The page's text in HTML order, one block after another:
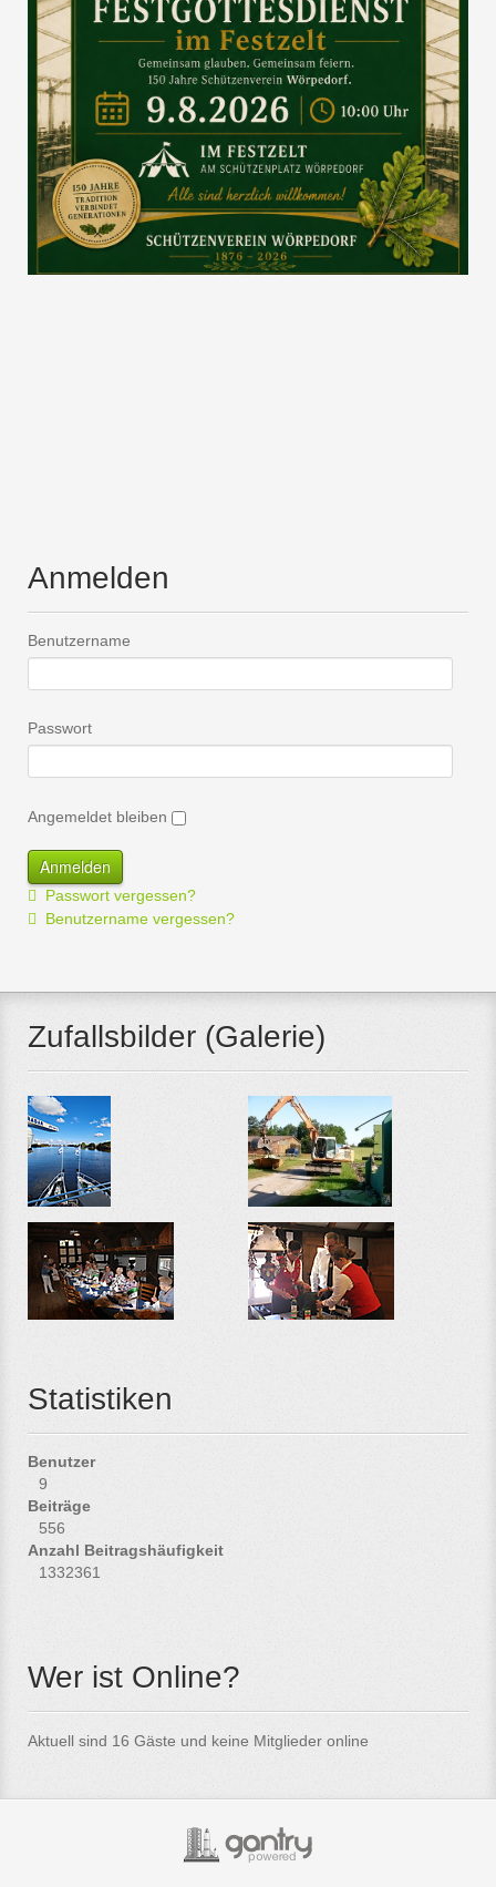
Anmelden
Benutzername
Passwort
Angemeldet bleiben
Passwort vergessen?
Benutzername vergessen?
Zufallsbilder (Galerie)
Statistiken
Benutzer
9
Beiträge
556
Anzahl Beitragshäufigkeit
1332361
Wer ist Online?
Aktuell sind 16 Gäste und keine Mitglieder online